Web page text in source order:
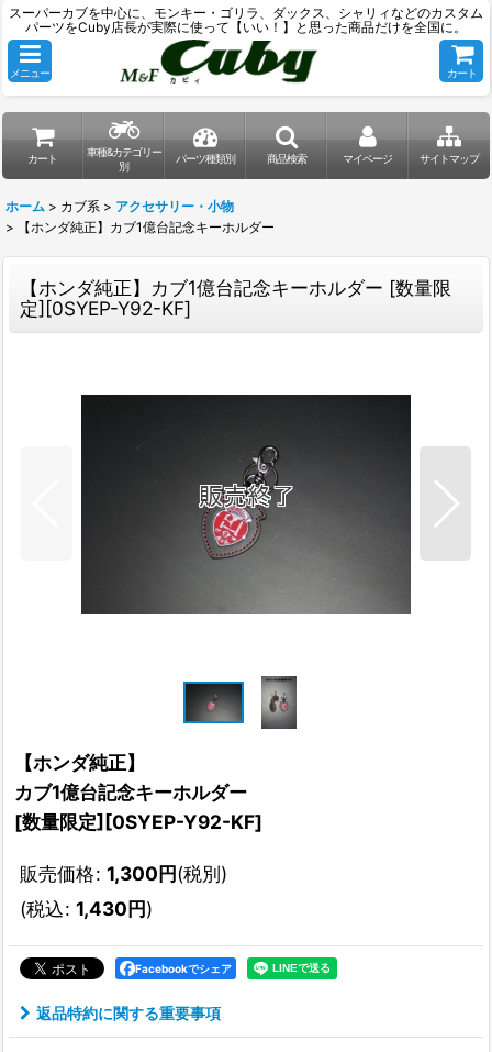
スーパーカブを中心に、モンキー・ゴリラ、ダックス、シャリィなどのカスタム
パーツをCuby店長が実際に使って【いい！】と思った商品だけを全国に。
メニュー カート
カート
車種&カテゴリー
別
パーツ種類別 商品検索 マイページ サイトマップ
ホーム > カブ系 > アクセサリー・小物
>
【ホンダ純正】カブ1億台記念キーホルダー
【ホンダ純正】カブ1億台記念キーホルダー [数量限
定][0SYEP-Y92-KF]
【ホンダ純正】
カブ1億台記念キーホルダー
[数量限定][0SYEP-Y92-KF]
販売価格: 1,300円(税別)
(税込: 1,430円)
Facebookでシェア
返品特約に関する重要事項